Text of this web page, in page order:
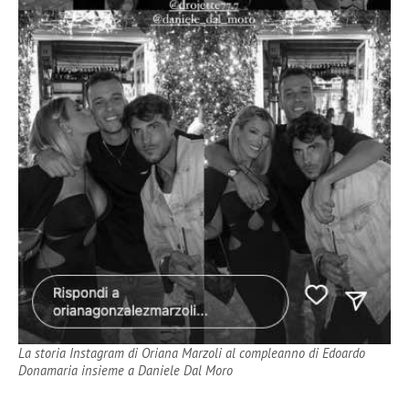
La storia Instagram di Oriana Marzoli al compleanno di Edoardo
Donamaria insieme a Daniele Dal Moro